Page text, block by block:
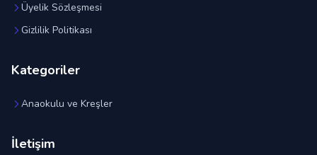
Üyelik Sözleşmesi
Gizlilik Politikası
Kategoriler
Anaokulu ve Kreşler
İletişim